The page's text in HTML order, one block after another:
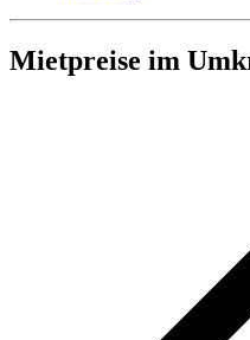
Mietpreise im